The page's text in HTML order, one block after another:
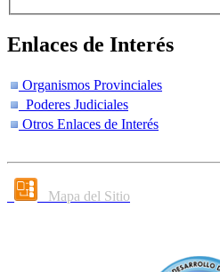
Enlaces de Interés
Organismos Provinciales
Poderes Judiciales
Otros Enlaces de Interés
Mapa del Sitio